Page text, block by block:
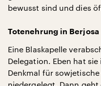
bewusst sind und dies
Totenehrung in Berjosa
Eine Blaskapelle
Delegation. Eben hat
Denkmal für